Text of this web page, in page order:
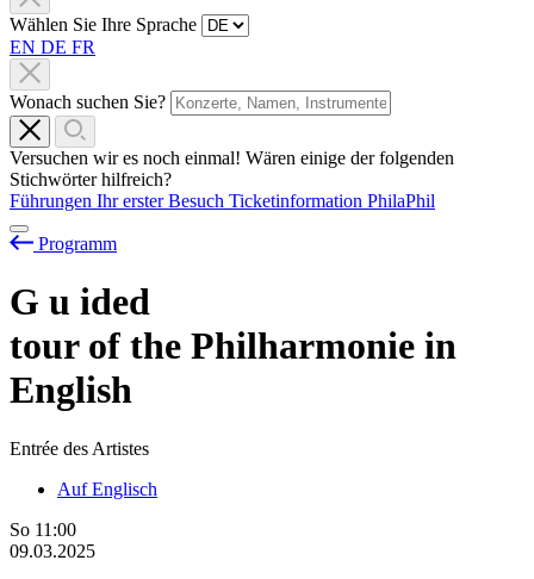
Wählen Sie Ihre Sprache
EN DE FR
Wonach suchen Sie?
Versuchen wir es noch einmal! Wären einige der folgenden
Stichwörter hilfreich?
Führungen Ihr erster Besuch Ticketinformation PhilaPhil
Programm
G u ided
tour of the Philharmonie in
English
Entrée des Artistes
Auf Englisch
So 11:00
09.03.2025